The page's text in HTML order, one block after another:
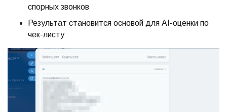
спорных звонков
Результат становится основой для AI-оценки по
чек-листу